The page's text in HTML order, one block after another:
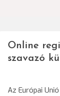
Online
szavazó
Az Európai